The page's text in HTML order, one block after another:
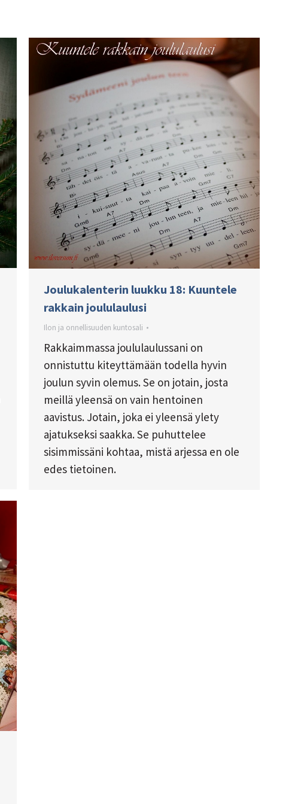
Joulukalenterin luukku 18: Kuuntele
rakkain joululaulusi
Ilon ja onnellisuuden kuntosali
Rakkaimmassa joululaulussani on
onnistuttu kiteyttämään todella hyvin
joulun syvin olemus. Se on jotain, josta
meillä yleensä on vain hentoinen
aavistus. Jotain, joka ei yleensä ylety
ajatukseksi saakka. Se puhuttelee
sisimmissäni kohtaa, mistä arjessa en ole
edes tietoinen.